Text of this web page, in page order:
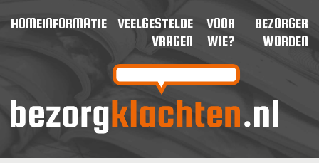
HOMEINFORMATIE
VEELGESTELDE
VRAGEN
VOOR
WIE?
BEZORGER
WORDEN